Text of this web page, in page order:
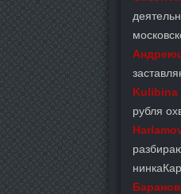
Kulibina
рубля
Баранов